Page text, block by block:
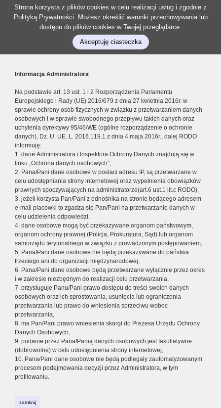
Strona korzysta z plików cookies w celu realizacji usług i zgodnie z
Polityką Prywatności. Możesz określić warunki przechowywania lub
dostępu do plików cookies w Twojej przeglądarce.
Akceptuję ciasteczka
Informacja Administratora
Na podstawie art. 13 ust. 1 i 2 Rozporządzenia Parlamentu
Europejskiego i Rady (UE) 2016/679 z dnia 27 kwietnia 2016r. w
sprawie ochrony osób fizycznych w związku z przetwarzaniem danych
osobowych i w sprawie swobodnego przepływu takich danych oraz
uchylenia dyrektywy 95/46/WE (ogólne rozporządzenie o ochronie
danych), Dz. U. UE. L. 2016.119.1 z dnia 4 maja 2016r., dalej RODO
informuję:
1. dane Administratora i Inspektora Ochrony Danych znajdują się w
linku „Ochrona danych osobowych”,
2. Pana/Pani dane osobowe w postaci adresu IP, są przetwarzane w
celu udostępniania strony internetowej oraz wypełnienia obowiązków
prawnych spoczywających na administratorze(art.6 ust.1 lit.c RODO),
3. jeżeli korzysta Pan/Pani z odnośnika na stronie będącego adresem
e-mail placówki to zgadza się Pan/Pani na przetwarzanie danych w
celu udzielenia odpowiedzi,
4. dane osobowe mogą być przekazywane organom państwowym,
organom ochrony prawnej (Policja, Prokuratura, Sąd) lub organom
samorządu terytorialnego w związku z prowadzonym postępowaniem,
5. Pana/Pani dane osobowe nie będą przekazywane do państwa
trzeciego ani do organizacji międzynarodowej,
6. Pana/Pani dane osobowe będą przetwarzane wyłącznie przez okres
i w zakresie niezbędnym do realizacji celu przetwarzania,
7. przysługuje Panu/Pani prawo dostępu do treści swoich danych
osobowych oraz ich sprostowania, usunięcia lub ograniczenia
przetwarzania lub prawo do wniesienia sprzeciwu wobec
przetwarzania,
8. ma Pan/Pani prawo wniesienia skargi do Prezesa Urzędu Ochrony
Danych Osobowych,
9. podanie przez Pana/Panią danych osobowych jest fakultatywne
(dobrowolne) w celu udostępnienia strony internetowej,
10. Pana/Pani dane osobowe nie będą podlegały zautomatyzowanym
procesom podejmowania decyzji przez Administratora, w tym
profilowaniu.
zamknij